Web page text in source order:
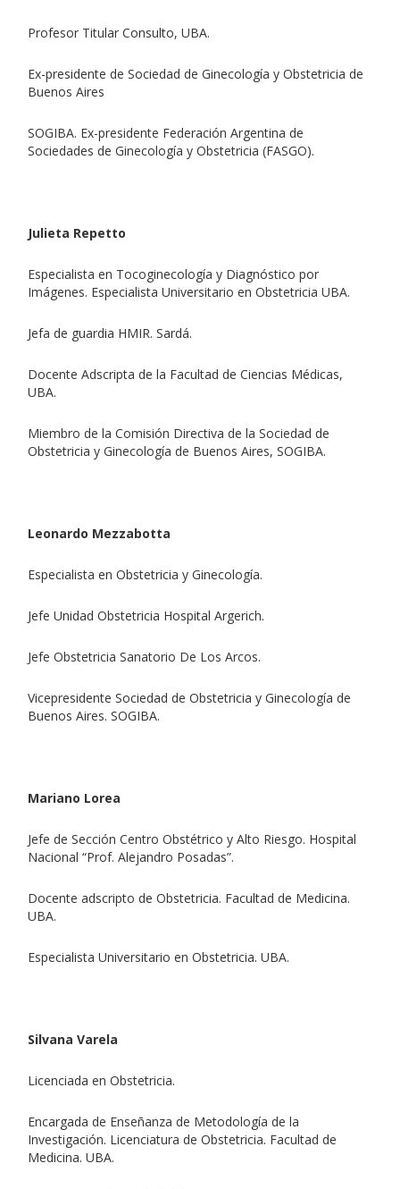
Profesor Titular Consulto, UBA.
Ex-presidente de Sociedad de Ginecología y Obstetricia de
Buenos Aires
SOGIBA. Ex-presidente Federación Argentina de
Sociedades de Ginecología y Obstetricia (FASGO).
Julieta Repetto
Especialista en Tocoginecología y Diagnóstico por
Imágenes. Especialista Universitario en Obstetricia UBA.
Jefa de guardia HMIR. Sardá.
Docente Adscripta de la Facultad de Ciencias Médicas,
UBA.
Miembro de la Comisión Directiva de la Sociedad de
Obstetricia y Ginecología de Buenos Aires, SOGIBA.
Leonardo Mezzabotta
Especialista en Obstetricia y Ginecología.
Jefe Unidad Obstetricia Hospital Argerich.
Jefe Obstetricia Sanatorio De Los Arcos.
Vicepresidente Sociedad de Obstetricia y Ginecología de
Buenos Aires. SOGIBA.
Mariano Lorea
Jefe de Sección Centro Obstétrico y Alto Riesgo. Hospital
Nacional “Prof. Alejandro Posadas”.
Docente adscripto de Obstetricia. Facultad de Medicina.
UBA.
Especialista Universitario en Obstetricia. UBA.
Silvana Varela
Licenciada en Obstetricia.
Encargada de Enseñanza de Metodología de la
Investigación. Licenciatura de Obstetricia. Facultad de
Medicina. UBA.